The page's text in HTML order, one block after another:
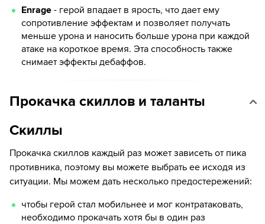
Enrage - герой впадает в ярость, что дает ему
сопротивление эффектам и позволяет получать
меньше урона и наносить больше урона при каждой
атаке на короткое время. Эта способность также
снимает эффекты дебаффов.
Прокачка скиллов и таланты
Скиллы
Прокачка скиллов каждый раз может зависеть от пика
противника, поэтому вы можете выбрать ее исходя из
ситуации. Мы можем дать несколько предостережений:
чтобы герой стал мобильнее и мог контратаковать,
необходимо прокачать хотя бы в один раз